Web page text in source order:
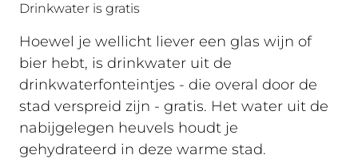
Drinkwater is gratis
Hoewel je wellicht liever een glas wijn of
bier hebt, is drinkwater uit de
drinkwaterfonteintjes - die overal door de
stad verspreid zijn - gratis. Het water uit de
nabijgelegen heuvels houdt je
gehydrateerd in deze warme stad.